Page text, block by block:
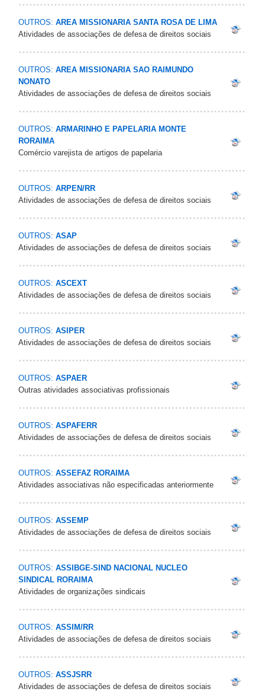
OUTROS: AREA MISSIONARIA SANTA ROSA DE LIMA
Atividades de associações de defesa de direitos sociais
OUTROS: AREA MISSIONARIA SAO RAIMUNDO
NONATO
Atividades de associações de defesa de direitos sociais
OUTROS: ARMARINHO E PAPELARIA MONTE
RORAIMA
Comércio varejista de artigos de papelaria
OUTROS: ARPEN/RR
Atividades de associações de defesa de direitos sociais
OUTROS: ASAP
Atividades de associações de defesa de direitos sociais
OUTROS: ASCEXT
Atividades de associações de defesa de direitos sociais
OUTROS: ASIPER
Atividades de associações de defesa de direitos sociais
OUTROS: ASPAER
Outras atividades associativas profissionais
OUTROS: ASPAFERR
Atividades de associações de defesa de direitos sociais
OUTROS: ASSEFAZ RORAIMA
Atividades associativas não especificadas anteriormente
OUTROS: ASSEMP
Atividades de associações de defesa de direitos sociais
OUTROS: ASSIBGE-SIND NACIONAL NUCLEO
SINDICAL RORAIMA
Atividades de organizações sindicais
OUTROS: ASSIM/RR
Atividades de associações de defesa de direitos sociais
OUTROS: ASSJSRR
Atividades de associações de defesa de direitos sociais